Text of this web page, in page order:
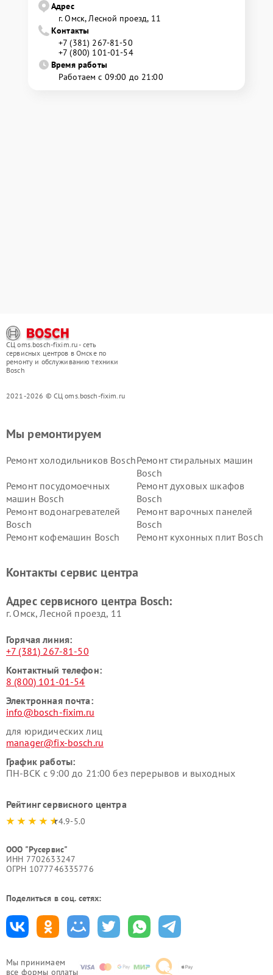
Адрес
г. Омск, ​Лесной проезд, 11
Контакты
+7 (381) 267-81-50
+7 (800) 101-01-54
Время работы
Работаем с 09:00 до 21:00
СЦ oms.bosch-fixim.ru - сеть
сервисных центров в Омске по
ремонту и обслуживанию техники
Bosch
2021-2026 © СЦ oms.bosch-fixim.ru
Мы принимаем
все формы оплаты
Мы ремонтируем
Ремонт холодильников BoschРемонт стиральных машин
Bosch
Ремонт посудомоечных
машин Bosch
Ремонт духовых шкафов
Bosch
Ремонт водонагревателей
Bosch
Ремонт варочных панелей
Bosch
Ремонт кофемашин Bosch
Ремонт кухонных плит Bosch
Ремонт сушильных автоматовРемонт морозильных камер
Контакты сервис центра
Адрес сервисного центра Bosch:
г. Омск, ​Лесной проезд, 11
Горячая линия:
+7 (381) 267-81-50
Контактный телефон:
8 (800) 101-01-54
Электронная почта:
info@bosch-fixim.ru
для юридических лиц
manager@fix-bosch.ru
График работы:
ПН-ВСК с 9:00 до 21:00 без перерывов и выходных
Рейтинг сервисного центра
4.9-5.0
ООО "Русервис"
ИНН 7702633247
ОГРН 1077746335776
Поделиться в соц. сетях: